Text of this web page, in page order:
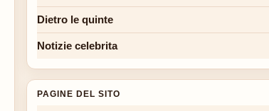
Dietro le quinte
Notizie celebrita
PAGINE DEL SITO